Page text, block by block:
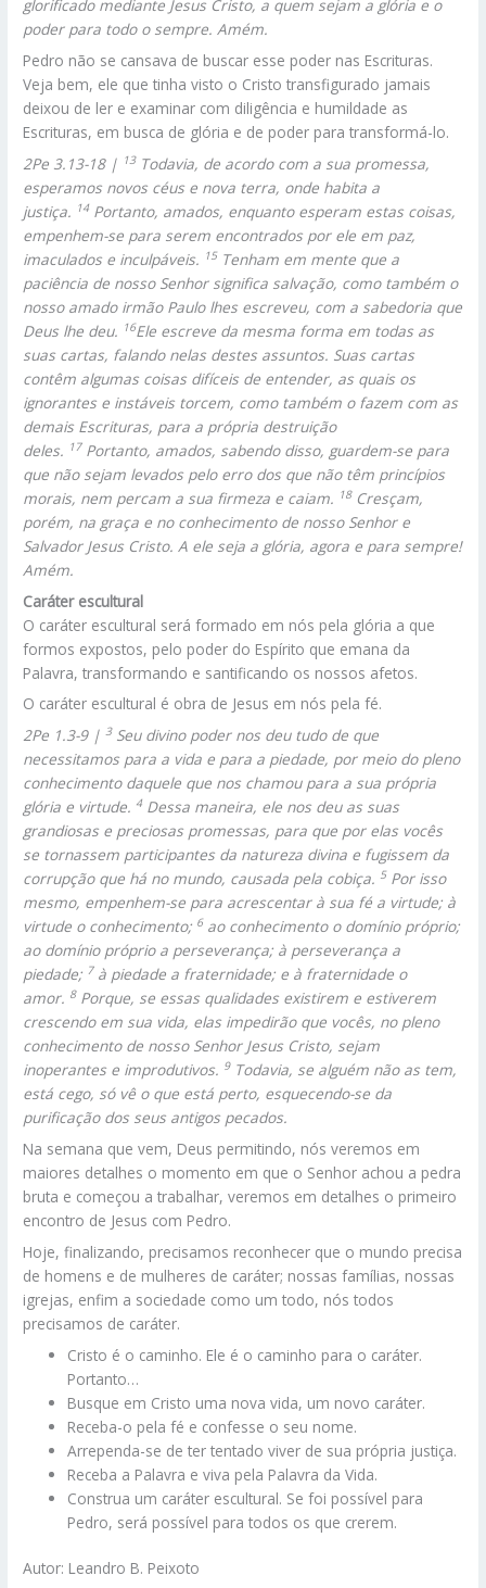
glorificado mediante Jesus Cristo, a quem sejam a glória e o
poder para todo o sempre. Amém.
Pedro não se cansava de buscar esse poder nas Escrituras.
Veja bem, ele que tinha visto o Cristo transfigurado jamais
deixou de ler e examinar com diligência e humildade as
Escrituras, em busca de glória e de poder para transformá-lo.
2Pe 3.13-18 | 13Todavia, de acordo com a sua promessa,
esperamos novos céus e nova terra, onde habita a
justiça. 14Portanto, amados, enquanto esperam estas coisas,
empenhem-se para serem encontrados por ele em paz,
imaculados e inculpáveis. 15Tenham em mente que a
paciência de nosso Senhor significa salvação, como também o
nosso amado irmão Paulo lhes escreveu, com a sabedoria que
Deus lhe deu. 16Ele escreve da mesma forma em todas as
suas cartas, falando nelas destes assuntos. Suas cartas
contêm algumas coisas difíceis de entender, as quais os
ignorantes e instáveis torcem, como também o fazem com as
demais Escrituras, para a própria destruição
deles. 17Portanto, amados, sabendo disso, guardem-se para
que não sejam levados pelo erro dos que não têm princípios
morais, nem percam a sua firmeza e caiam. 18Cresçam,
porém, na graça e no conhecimento de nosso Senhor e
Salvador Jesus Cristo. A ele seja a glória, agora e para sempre!
Amém.
Caráter escultural
O caráter escultural será formado em nós pela glória a que
formos expostos, pelo poder do Espírito que emana da
Palavra, transformando e santificando os nossos afetos.
O caráter escultural é obra de Jesus em nós pela fé.
2Pe 1.3-9 |3Seu divino poder nos deu tudo de que
necessitamos para a vida e para a piedade, por meio do pleno
conhecimento daquele que nos chamou para a sua própria
glória e virtude. 4Dessa maneira, ele nos deu as suas
grandiosas e preciosas promessas, para que por elas vocês
se tornassem participantes da natureza divina e fugissem da
corrupção que há no mundo, causada pela cobiça. 5Por isso
mesmo, empenhem-se para acrescentar à sua fé a virtude; à
virtude o conhecimento; 6 ao conhecimento o domínio próprio;
ao domínio próprio a perseverança; à perseverança a
piedade; 7à piedade a fraternidade; e à fraternidade o
amor. 8Porque, se essas qualidades existirem e estiverem
crescendo em sua vida, elas impedirão que vocês, no pleno
conhecimento de nosso Senhor Jesus Cristo, sejam
inoperantes e improdutivos. 9Todavia, se alguém não as tem,
está cego, só vê o que está perto, esquecendo-se da
purificação dos seus antigos pecados.
Na semana que vem, Deus permitindo, nós veremos em
maiores detalhes o momento em que o Senhor achou a pedra
bruta e começou a trabalhar, veremos em detalhes o primeiro
encontro de Jesus com Pedro.
Hoje, finalizando, precisamos reconhecer que o mundo precisa
de homens e de mulheres de caráter; nossas famílias, nossas
igrejas, enfim a sociedade como um todo, nós todos
precisamos de caráter.
Cristo é o caminho. Ele é o caminho para o caráter.
Portanto…
Busque em Cristo uma nova vida, um novo caráter.
Receba-o pela fé e confesse o seu nome.
Arrependa-se de ter tentado viver de sua própria justiça.
Receba a Palavra e viva pela Palavra da Vida.
Construa um caráter escultural. Se foi possível para
Pedro, será possível para todos os que crerem.
Autor: Leandro B. Peixoto